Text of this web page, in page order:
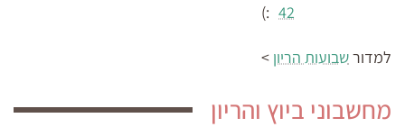
42
:)
למדורשבועות הריון >
מחשבוני ביוץ והריון